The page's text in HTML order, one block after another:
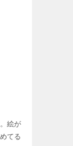
絵が
てる